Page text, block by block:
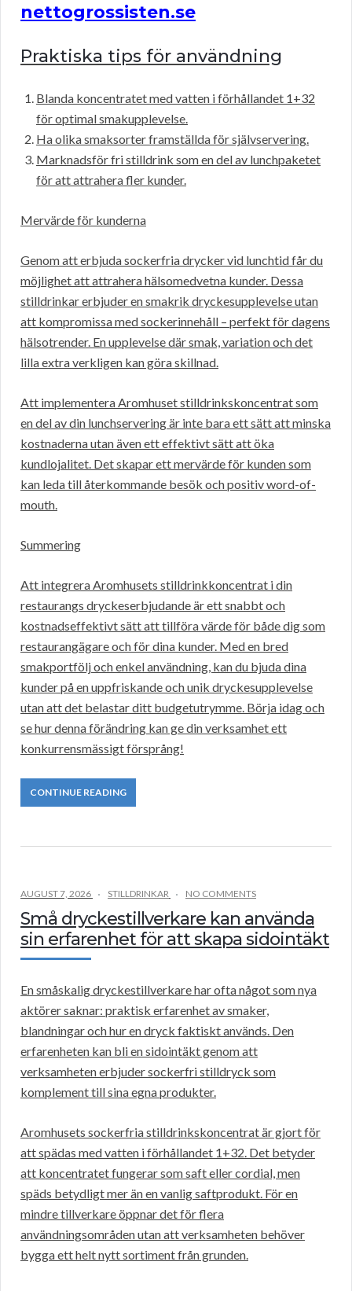
nettogrossisten.se
Praktiska tips för användning
Blanda koncentratet med vatten i förhållandet 1+32
för optimal smakupplevelse.
Ha olika smaksorter framställda för självservering.
Marknadsför fri stilldrink som en del av lunchpaketet
för att attrahera fler kunder.
Mervärde för kunderna
Genom att erbjuda sockerfria drycker vid lunchtid får du
möjlighet att attrahera hälsomedvetna kunder. Dessa
stilldrinkar erbjuder en smakrik dryckesupplevelse utan
att kompromissa med sockerinnehåll – perfekt för dagens
hälsotrender. En upplevelse där smak, variation och det
lilla extra verkligen kan göra skillnad.
Att implementera Aromhuset stilldrinkskoncentrat som
en del av din lunchservering är inte bara ett sätt att minska
kostnaderna utan även ett effektivt sätt att öka
kundlojalitet. Det skapar ett mervärde för kunden som
kan leda till återkommande besök och positiv word-of-
mouth.
Summering
Att integrera Aromhusets stilldrinkkoncentrat i din
restaurangs dryckeserbjudande är ett snabbt och
kostnadseffektivt sätt att tillföra värde för både dig som
restaurangägare och för dina kunder. Med en bred
smakportfölj och enkel användning, kan du bjuda dina
kunder på en uppfriskande och unik dryckesupplevelse
utan att det belastar ditt budgetutrymme. Börja idag och
se hur denna förändring kan ge din verksamhet ett
konkurrensmässigt försprång!
CONTINUE READING
AUGUST 7, 2026 STILLDRINKAR NO COMMENTS
Små dryckestillverkare kan använda
sin erfarenhet för att skapa sidointäkt
En småskalig dryckestillverkare har ofta något som nya
aktörer saknar: praktisk erfarenhet av smaker,
blandningar och hur en dryck faktiskt används. Den
erfarenheten kan bli en sidointäkt genom att
verksamheten erbjuder sockerfri stilldryck som
komplement till sina egna produkter.
Aromhusets sockerfria stilldrinkskoncentrat är gjort för
att spädas med vatten i förhållandet 1+32. Det betyder
att koncentratet fungerar som saft eller cordial, men
späds betydligt mer än en vanlig saftprodukt. För en
mindre tillverkare öppnar det för flera
användningsområden utan att verksamheten behöver
bygga ett helt nytt sortiment från grunden.